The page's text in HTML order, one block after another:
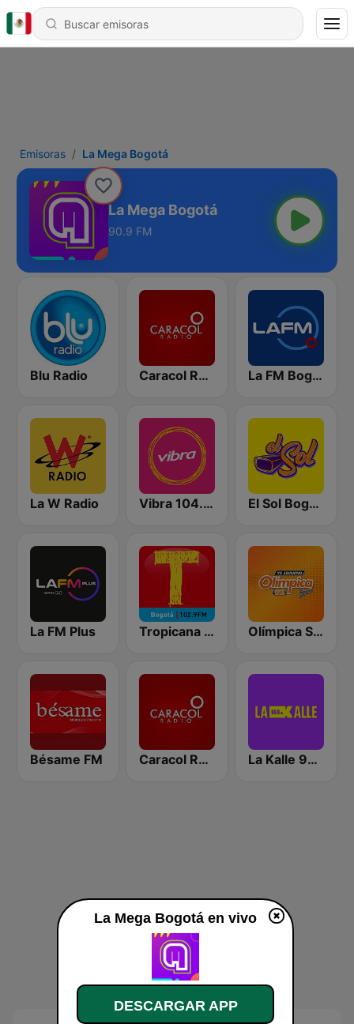
Emisoras La Mega Bogotá
La Mega Bogotá
90.9 FM
Blu Radio Caracol Radio La FM Bogotá
La W Radio Vibra 104.9 FM El Sol Bogotá
La FM Plus Tropicana Bogotá Olímpica Stereo - Medellín 104.9 FM
Bésame FM Caracol Radio Medellín La Kalle 96.9 FM
La Mega Bogotá en vivo
DESCARGAR APP